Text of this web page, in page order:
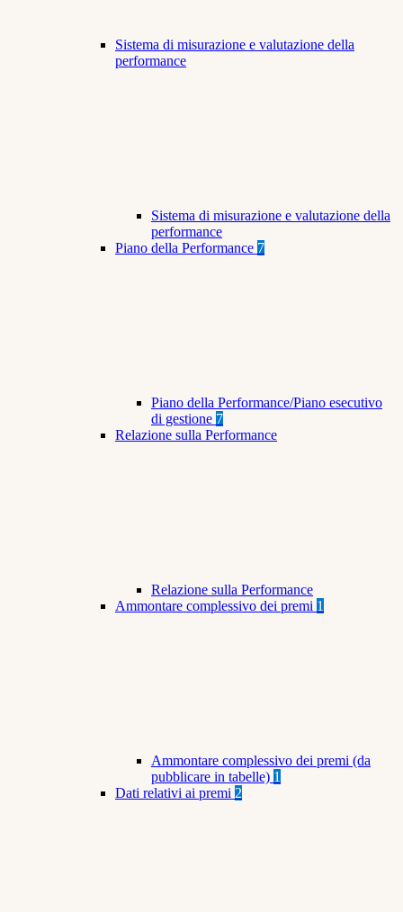
Sistema di misurazione e valutazione della
performance
Sistema di misurazione e valutazione della
performance
Piano della Performance 7
Piano della Performance/Piano esecutivo
di gestione 7
Relazione sulla Performance
Relazione sulla Performance
Ammontare complessivo dei premi 1
Ammontare complessivo dei premi (da
pubblicare in tabelle) 1
Dati relativi ai premi 2